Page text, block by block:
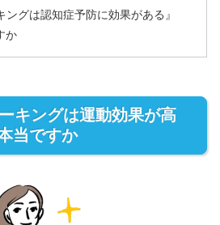
グは認知症予防に効果がある』
か
キングは運動効果が高
当ですか